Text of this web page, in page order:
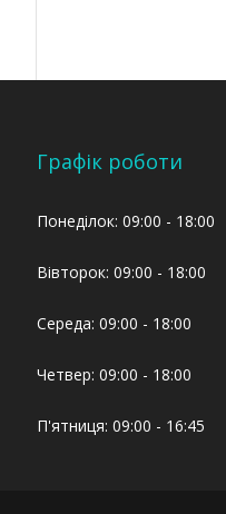
Графік роботи
Понеділок: 09:00 - 18:00
Вівторок: 09:00 - 18:00
Середа: 09:00 - 18:00
Четвер: 09:00 - 18:00
П'ятниця: 09:00 - 16:45